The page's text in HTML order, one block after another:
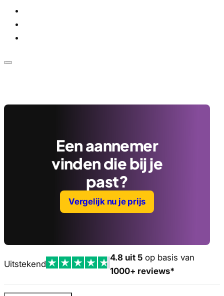
Een aannemer
vinden die bij je
past?
Vergelijk nu je prijs
Uitstekend
4.8 uit 5 op basis van
1000+ reviews*